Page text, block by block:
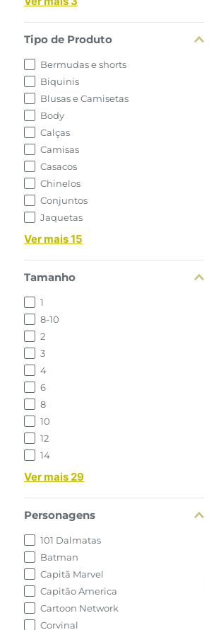
Tipo de Produto
Bermudas e shorts
Biquinis
Blusas e Camisetas
Body
Calças
Camisas
Casacos
Chinelos
Conjuntos
Jaquetas
Ver mais 15
Tamanho
1
8-10
2
3
4
6
8
10
12
14
Ver mais 29
Personagens
101 Dalmatas
Batman
Capitã Marvel
Capitão America
Cartoon Network
Corvinal